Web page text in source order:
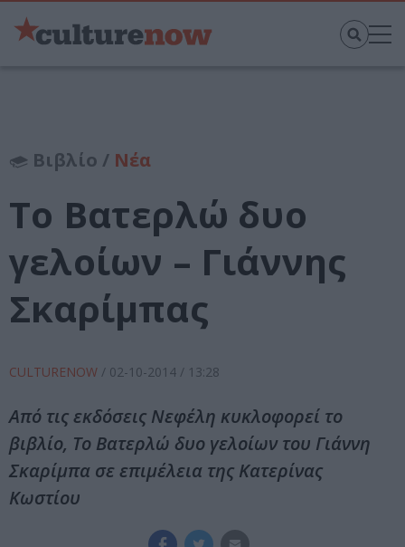
Βιβλίο / Νέα
Το Βατερλώ δυο
γελοίων – Γιάννης
Σκαρίμπας
CULTURENOW / 02-10-2014 / 13:28
Από τις εκδόσεις Νεφέλη κυκλοφορεί το
βιβλίο, Το Βατερλώ δυο γελοίων του Γιάννη
Σκαρίμπα σε επιμέλεια της Κατερίνας
Κωστίου